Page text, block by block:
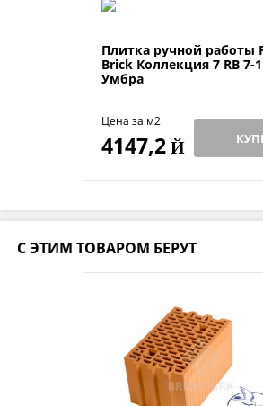
Плитка ручной работы
Brick Коллекция 7 RB 7-
Умбра
Цена за м2
4147,2Й
С ЭТИМ ТОВАРОМ БЕРУТ